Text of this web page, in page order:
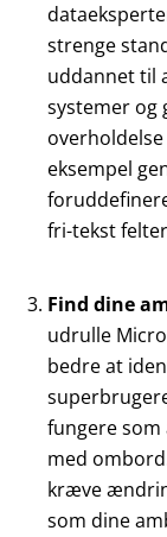
strenge
uddannet til
systemer
eksempel
fri-tekst
Find dine
udrulle
bedre at
fungere
med
kræve
som dine